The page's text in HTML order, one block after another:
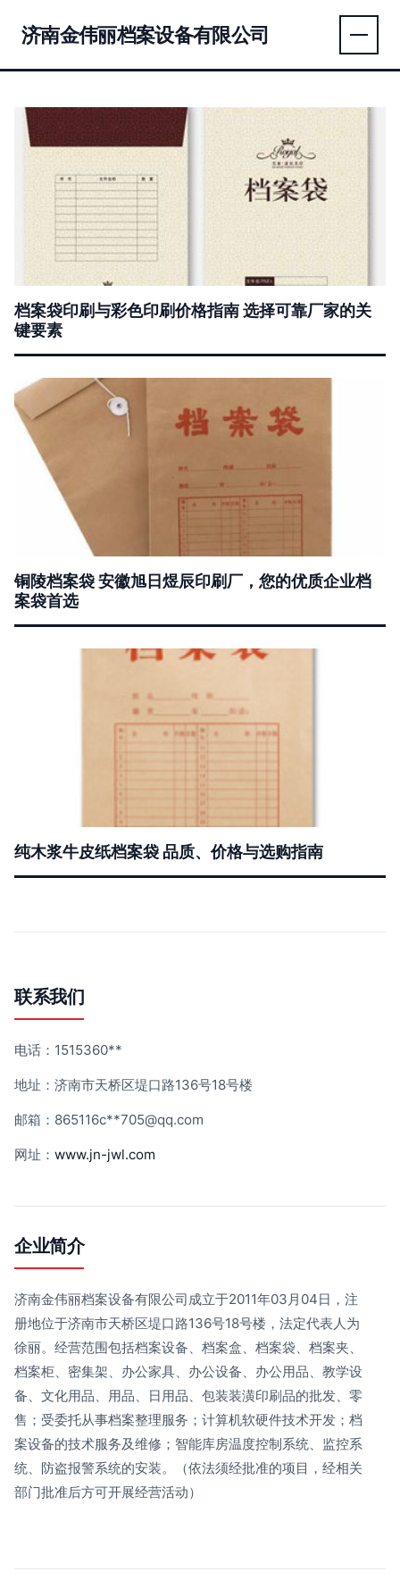
济南金伟丽档案设备有限公司
档案袋印刷与彩色印刷价格指南 选择可靠厂家的关
键要素
铜陵档案袋 安徽旭日煜辰印刷厂，您的优质企业档
案袋首选
纯木浆牛皮纸档案袋 品质、价格与选购指南
联系我们
电话：1515360**
地址：济南市天桥区堤口路136号18号楼
邮箱：865116c**705@qq.com
网址： www.jn-jwl.com
企业简介
济南金伟丽档案设备有限公司成立于2011年03月04日，注
册地位于济南市天桥区堤口路136号18号楼，法定代表人为
徐丽。经营范围包括档案设备、档案盒、档案袋、档案夹、
档案柜、密集架、办公家具、办公设备、办公用品、教学设
备、文化用品、用品、日用品、包装装潢印刷品的批发、零
售；受委托从事档案整理服务；计算机软硬件技术开发；档
案设备的技术服务及维修；智能库房温度控制系统、监控系
统、防盗报警系统的安装。（依法须经批准的项目，经相关
部门批准后方可开展经营活动）